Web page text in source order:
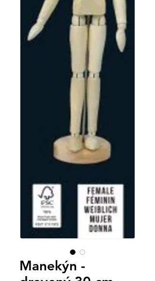
Manekýn -